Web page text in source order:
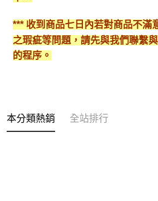
*** 收到商品七日內若對商品不滿
之瑕疵等問題，請先與我們聯繫
的程序。
本分類熱銷 全站排行